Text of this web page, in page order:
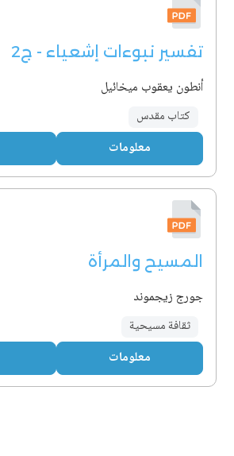
تفسير نبوءات إشعياء - ج2
أنطون يعقوب ميخائيل
كتاب مقدس
معلومات
المسيح والمرأة
جورج زيجموند
ثقافة مسيحية
معلومات